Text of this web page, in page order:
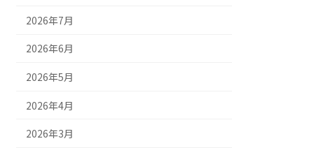
2026年7月
2026年6月
2026年5月
2026年4月
2026年3月